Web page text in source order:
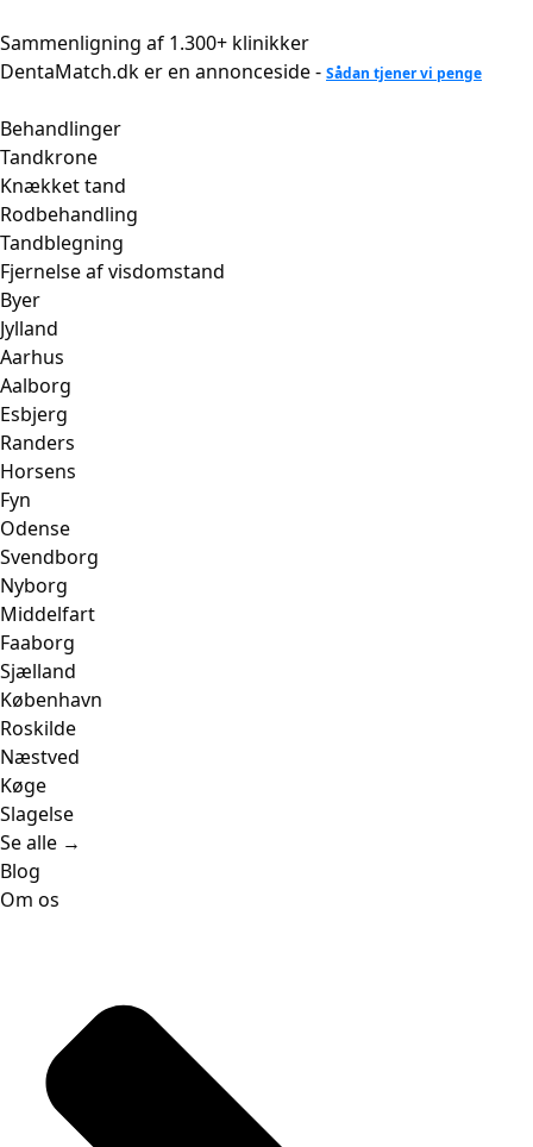
til
indhold
Sammenligning af 1.300+ klinikker
DentaMatch.dk er en annonceside - Sådan tjener vi penge
Behandlinger
Tandkrone
Knækket tand
Rodbehandling
Tandblegning
Fjernelse af visdomstand
Byer
Jylland
Aarhus
Aalborg
Esbjerg
Randers
Horsens
Fyn
Odense
Svendborg
Nyborg
Middelfart
Faaborg
Sjælland
København
Roskilde
Næstved
Køge
Slagelse
Se alle →
Blog
Om os